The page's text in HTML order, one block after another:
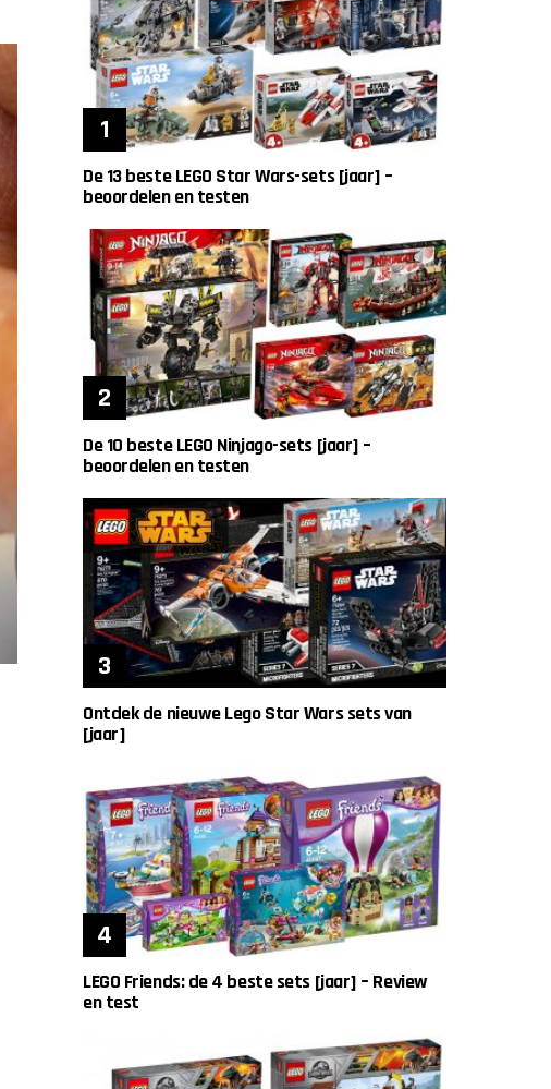
De 13 beste LEGO Star Wars-sets [jaar] –
beoordelen en testen
De 10 beste LEGO Ninjago-sets [jaar] –
beoordelen en testen
Ontdek de nieuwe Lego Star Wars sets van
[jaar]
LEGO Friends: de 4 beste sets [jaar] – Review
en test